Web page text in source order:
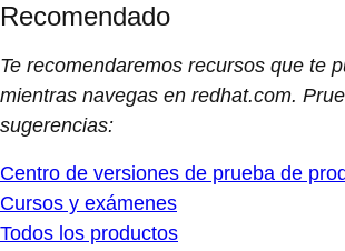
Recomendado
Te recomendaremos recursos que te
mientras navegas en redhat.com.
sugerencias:
Centro de versiones de prueba de
Cursos y exámenes
Todos los productos